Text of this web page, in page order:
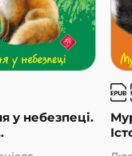
у небезпеці.